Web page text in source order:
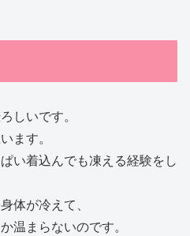
しいです。
ます。
い着込んでも凍える経験をし
体が冷えて、
温まらないのです。